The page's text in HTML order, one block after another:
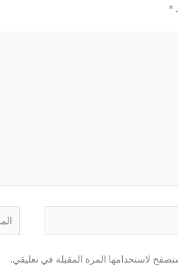
*
لاستخدامها المرة المقبلة في تعليقي.